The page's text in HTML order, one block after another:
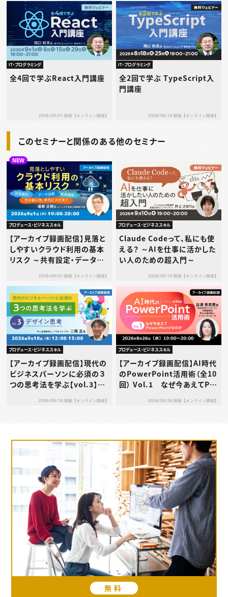
IT・プログラミング
全4回で学ぶReact入門講座
2026/09/01 開催【オンライン開催】
IT・プログラミング
全2回で学ぶ TypeScript入
門講座
2026/08/18 開催【オンライン開催】
このセミナーと関係のある他のセミナー
NEW
プロデュース・ビジネススキル
【アーカイブ録画配信】見落と
しやすいクラウド利用の基本
リスク ～共有設定・データ送
当に大丈夫？～2026/09/01 開催【オンライン開催】
プロデュース・ビジネススキル
Claude Codeって、私にも使
える？ ～AIを仕事に活かした
い人のための超入門～
2026/09/10 開催【オンライン開催】
プロデュース・ビジネススキル
【アーカイブ録画配信】現代の
ビジネスパーソンに必須の３
つの思考法を学ぶ【vol.3】デ
2026/09/18 開催【オンライン開催】
プロデュース・ビジネススキル
【アーカイブ録画配信】AI時代
のPowerPoint活用術（全10
回） Vol.1 なぜ今あえてPo
2026/08/26 開催【オンライン開催】
無料